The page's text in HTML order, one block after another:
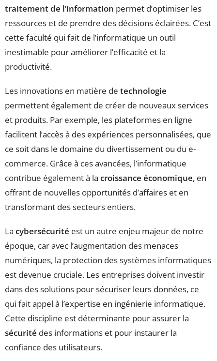
traitement de l’information permet d’optimiser les
ressources et de prendre des décisions éclairées. C’est
cette faculté qui fait de l’informatique un outil
inestimable pour améliorer l’efficacité et la
productivité.
Les innovations en matière de technologie
permettent également de créer de nouveaux services
et produits. Par exemple, les plateformes en ligne
facilitent l’accès à des expériences personnalisées, que
ce soit dans le domaine du divertissement ou du e-
commerce. Grâce à ces avancées, l’informatique
contribue également à la croissance économique, en
offrant de nouvelles opportunités d’affaires et en
transformant des secteurs entiers.
La cybersécurité est un autre enjeu majeur de notre
époque, car avec l’augmentation des menaces
numériques, la protection des systèmes informatiques
est devenue cruciale. Les entreprises doivent investir
dans des solutions pour sécuriser leurs données, ce
qui fait appel à l’expertise en ingénierie informatique.
Cette discipline est déterminante pour assurer la
sécurité des informations et pour instaurer la
confiance des utilisateurs.